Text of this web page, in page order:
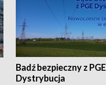
Badź bezpieczny z PGE
Dystrybucja